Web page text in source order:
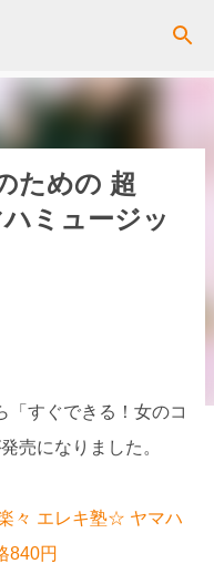
テンツに移動
ための 超
ミュージッ
「すぐできる！女のコ
売になりました。
々 エレキ塾☆ ヤマハ
840円